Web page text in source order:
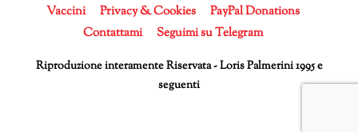
Vaccini
Privacy & Cookies
PayPal Donations
Contattami
Seguimi su Telegram
Riproduzione interamente Riservata - Loris Palmerini 1995 e
seguenti